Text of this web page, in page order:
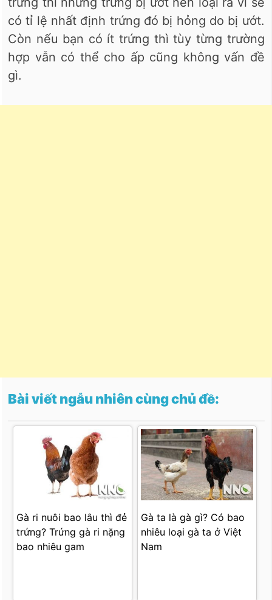
có tỉ lệ nhất định trứng đó bị hỏng do bị ướt.
Còn nếu bạn có ít trứng thì tùy từng trường
hợp vẫn có thể cho ấp cũng không vấn đề
gì.
Bài viết ngẫu nhiên cùng chủ đề:
Gà ri nuôi bao lâu thì đẻ
trứng? Trứng gà ri nặng
bao nhiêu gam
Gà ta là gà gì? Có bao
nhiêu loại gà ta ở Việt
Nam